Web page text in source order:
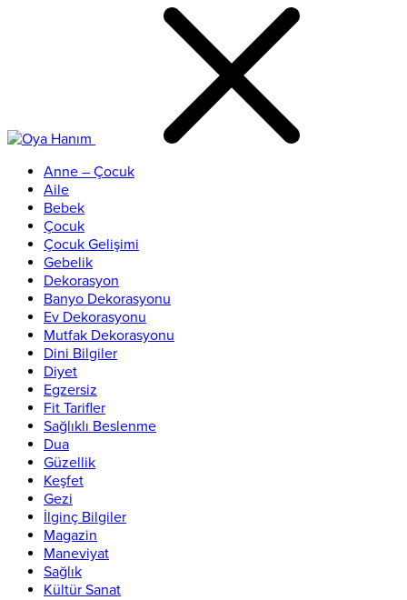
Anne – Çocuk
Aile
Bebek
Çocuk
Çocuk Gelişimi
Gebelik
Dekorasyon
Banyo Dekorasyonu
Ev Dekorasyonu
Mutfak Dekorasyonu
Dini Bilgiler
Diyet
Egzersiz
Fit Tarifler
Sağlıklı Beslenme
Dua
Güzellik
Keşfet
Gezi
İlginç Bilgiler
Magazin
Maneviyat
Sağlık
Kültür Sanat